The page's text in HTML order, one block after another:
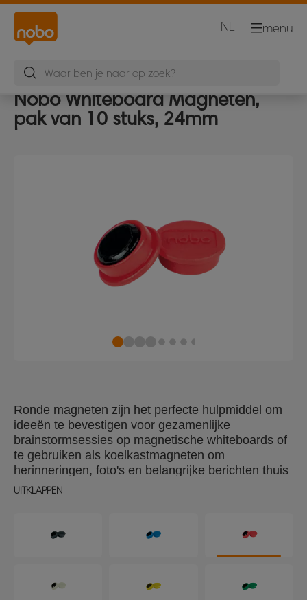
menu
NL
Nobo Whiteboard Magneten,
pak van 10 stuks, 24mm
Ronde magneten zijn het perfecte hulpmiddel om
ideeën te bevestigen voor gezamenlijke
brainstormsessies op magnetische whiteboards of
te gebruiken als koelkastmagneten om
herinneringen, foto's en belangrijke berichten thuis
netjes te bevestigen. Deze gekleurde magneten
300 gram, verpakking van 10 zwarte magneten.
UITKLAPPEN